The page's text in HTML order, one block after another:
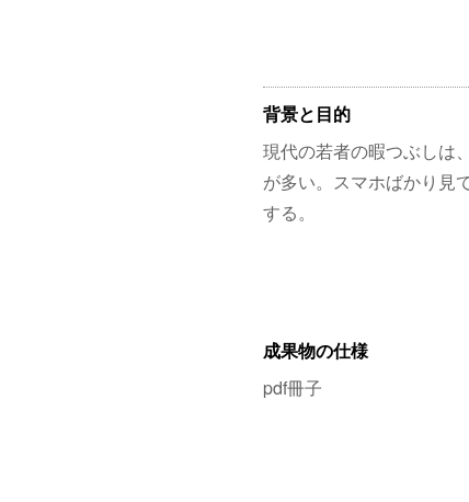
背景と目的
現代の若者の暇つぶしは
が多い。スマホばかり見
する。
成果物の仕様
pdf冊子